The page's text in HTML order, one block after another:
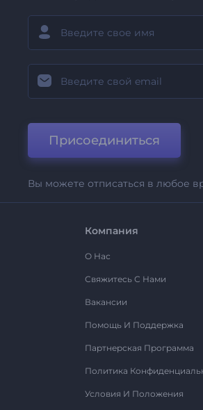
Присоединиться
Вы можете отписаться в любое
Компания
О Нас
Свяжитесь С Нами
Вакансии
Помощь И Поддержка
Партнерская Программа
Политика
Условия И Положения